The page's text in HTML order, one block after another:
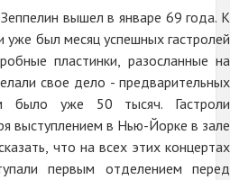
вышел в январе 69 года. К
уже был месяц успешных гастролей
пластинки, разосланные на
свое дело - предварительных
было уже 50 тысяч. Гастроли
выступлением в Нью-Йорке в зале
что на всех этих концертах
первым отделением перед